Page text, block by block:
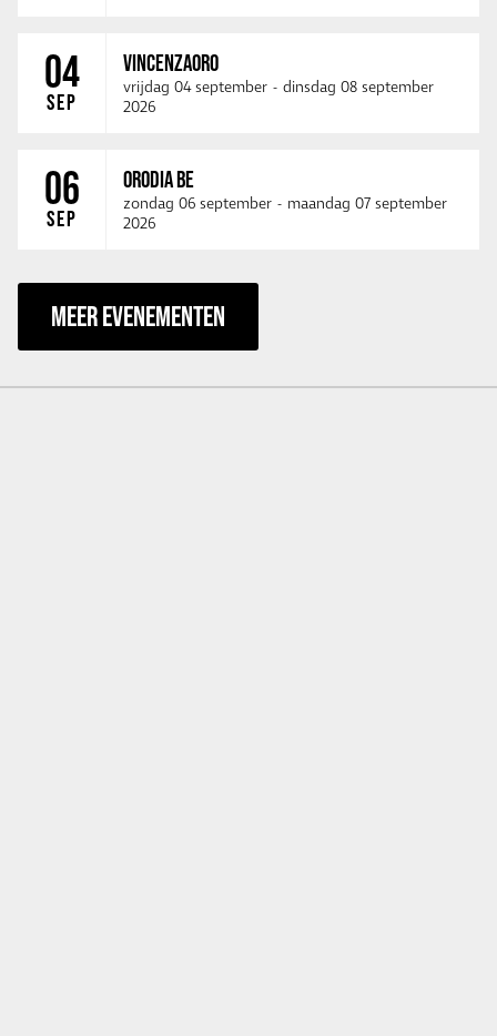
04
SEP
VINCENZAORO
vrijdag 04 september - dinsdag 08 september
2026
06
SEP
ORODIA BE
zondag 06 september - maandag 07 september
2026
MEER EVENEMENTEN